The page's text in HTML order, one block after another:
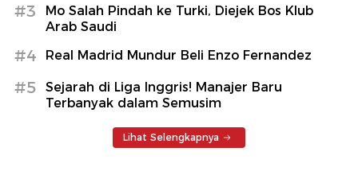
#3
Mo Salah Pindah ke Turki, Diejek Bos Klub
Arab Saudi
#4 Real Madrid Mundur Beli Enzo Fernandez
#5
Sejarah di Liga Inggris! Manajer Baru
Terbanyak dalam Semusim
Lihat Selengkapnya